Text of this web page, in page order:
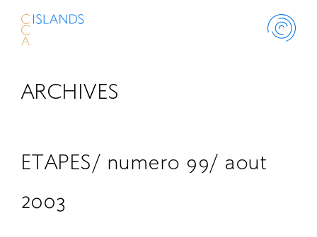
ABOUT
ARCHIVES
ETAPES/ numero 99/ aout
2003